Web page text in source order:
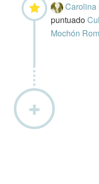
Carolina
puntuado
Mochón